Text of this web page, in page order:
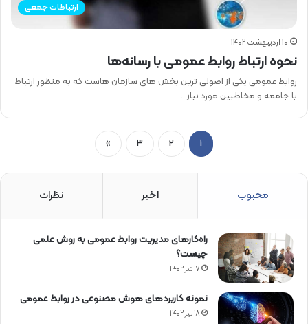
ارتباطات جمعی
10 اردیبهشت 1402
نحوه ارتباط روابط عمومی با رسانه‌ها
روابط عمومی یکی از اصولی ترین بخش های سازمان هاست که به منظور ارتباط
با جامعه و مخاطبین مورد نیاز…
1
2
3
‏»
محبوب اخیر نظرات
راه‌کارهای مدیریت روابط عمومی به روش علمی
چیست؟
17 تیر 1402
نمونه کاربردهای هوش مصنوعی در روابط عمومی
18 تیر 1402